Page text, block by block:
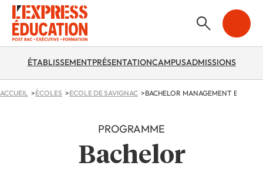
ÉTABLISSEMENTPRÉSENTATIONCAMPUSADMISSIONS
ACCUEIL ÉCOLES ECOLE DE SAVIGNAC
PROGRAMME
Bachelor